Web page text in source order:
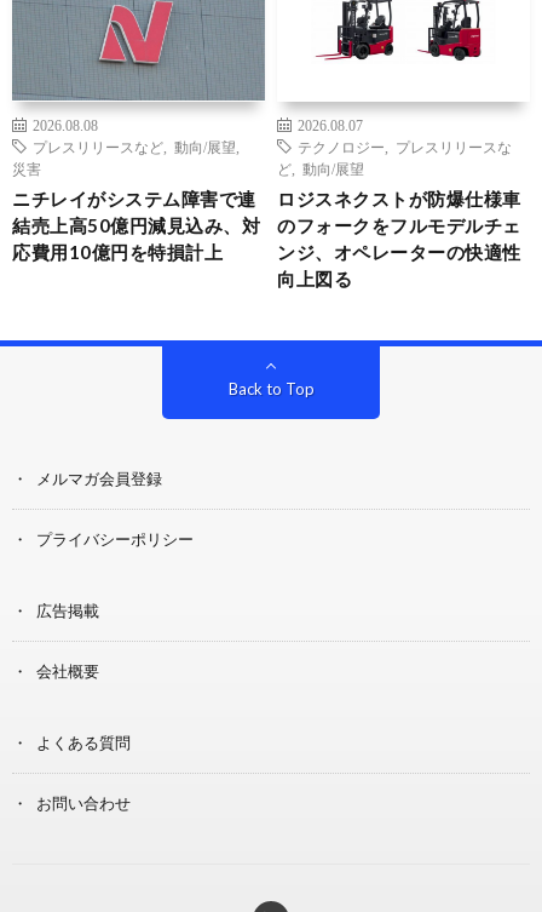
2026.08.08
プレスリリースなど
動向/展望
災害
ニチレイがシステム障害で連
結売上高50億円減見込み、対
応費用10億円を特損計上
2026.08.07
テクノロジー
プレスリリースな
ど
動向/展望
ロジスネクストが防爆仕様車
のフォークをフルモデルチェ
ンジ、オペレーターの快適性
向上図る
Back to Top
メルマガ会員登録
プライバシーポリシー
広告掲載
会社概要
よくある質問
お問い合わせ